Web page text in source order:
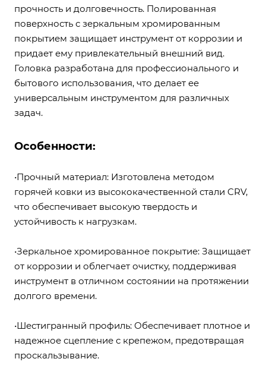
прочность и долговечность. Полированная
поверхность с зеркальным хромированным
покрытием защищает инструмент от коррозии и
придает ему привлекательный внешний вид.
Головка разработана для профессионального и
бытового использования, что делает ее
универсальным инструментом для различных
задач.
Особенности:
•Прочный материал: Изготовлена методом
горячей ковки из высококачественной стали CRV,
что обеспечивает высокую твердость и
устойчивость к нагрузкам.
•Зеркальное хромированное покрытие: Защищает
от коррозии и облегчает очистку, поддерживая
инструмент в отличном состоянии на протяжении
долгого времени.
•Шестигранный профиль: Обеспечивает плотное и
надежное сцепление с крепежом, предотвращая
проскальзывание.